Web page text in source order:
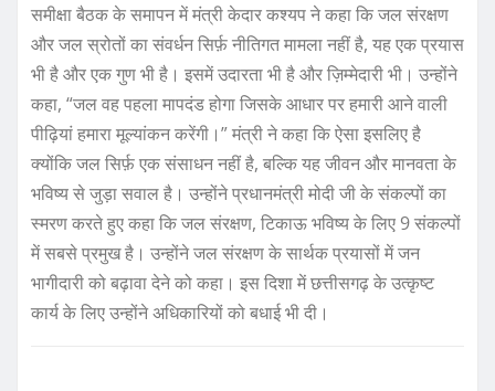
समीक्षा बैठक के समापन में मंत्री केदार कश्यप ने कहा कि जल संरक्षण
और जल स्रोतों का संवर्धन सिर्फ़ नीतिगत मामला नहीं है, यह एक प्रयास
भी है और एक गुण भी है। इसमें उदारता भी है और ज़िम्मेदारी भी। उन्होंने
कहा, “जल वह पहला मापदंड होगा जिसके आधार पर हमारी आने वाली
पीढ़ियां हमारा मूल्यांकन करेंगी।” मंत्री ने कहा कि ऐसा इसलिए है
क्योंकि जल सिर्फ़ एक संसाधन नहीं है, बल्कि यह जीवन और मानवता के
भविष्य से जुड़ा सवाल है। उन्होंने प्रधानमंत्री मोदी जी के संकल्पों का
स्मरण करते हुए कहा कि जल संरक्षण, टिकाऊ भविष्य के लिए 9 संकल्पों
में सबसे प्रमुख है। उन्होंने जल संरक्षण के सार्थक प्रयासों में जन
भागीदारी को बढ़ावा देने को कहा। इस दिशा में छत्तीसगढ़ के उत्कृष्ट
कार्य के लिए उन्होंने अधिकारियों को बधाई भी दी।